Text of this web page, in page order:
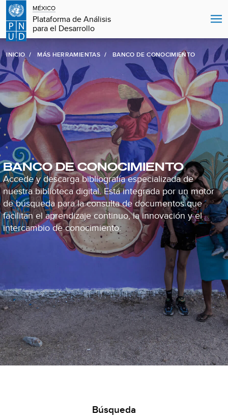
MÉXICO
Plataforma de Análisis
para el Desarrollo
INICIO MÁS HERRAMIENTAS BANCO DE CONOCIMIENTO
BANCO DE CONOCIMIENTO
Accede y descarga bibliografía especializada de
nuestra biblioteca digital. Está integrada por un motor
de búsqueda para la consulta de documentos que
facilitan el aprendizaje continuo, la innovación y el
intercambio de conocimiento.
Búsqueda